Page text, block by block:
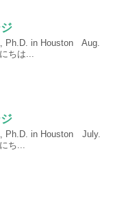
Ph.D. in Houston Aug.
ちは...
Ph.D. in Houston July.
ち...